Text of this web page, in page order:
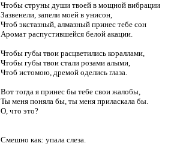
Чтобы струны души твоей в мощной вибрации
Зазвенели, запели моей в унисон,
Чтоб экстазный, алмазный принес тебе сон
Аромат распустившейся белой акации.
Чтобы губы твои расцветились кораллами,
Чтобы губы твои стали розами алыми,
Чтоб истомою, дремой оделись глаза.
Вот тогда я принес бы тебе свои жалобы,
Ты меня поняла бы, ты меня приласкала бы.
О, что это?
Смешно как: упала слеза.